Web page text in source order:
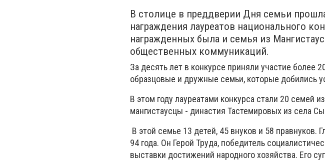
В столице в преддверии Дня семьи
награждения лауреатов национального
награжденных была и семья из
общественных коммуникаций.
За десять лет в конкурсе приняли участие более
образцовые и дружные семьи, которые добились
В этом году лауреатами конкурса стали 20 семей
мангистаусцы - династия Тастемировых из села
В этой семье 13 детей, 45 внуков и 58 правнуков.
94 года. Он Герой Труда, победитель
выставки достижений народного хозяйства. Его